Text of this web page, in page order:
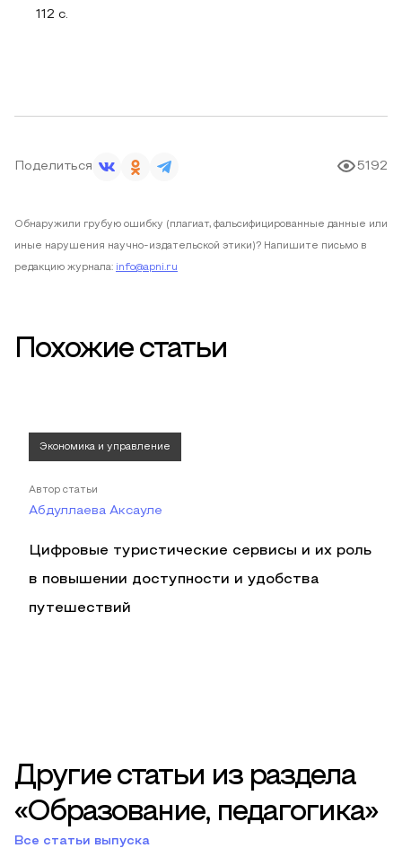
112 с.
Поделиться 5192
Обнаружили грубую ошибку (плагиат, фальсифицированные данные или
иные нарушения научно-издательской этики)? Напишите письмо в
редакцию журнала: info@apni.ru
Похожие статьи
Экономика и управление
Автор статьи
Абдуллаева Аксауле
Цифровые туристические сервисы и их роль
в повышении доступности и удобства
путешествий
Другие статьи из раздела
«Образование, педагогика»
Все статьи выпуска